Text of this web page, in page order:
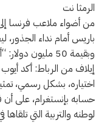
الرمثا نت
من أضواء ملاعب فرنسا
باريس أمام نداء الجذور،
وبقيمة 50 مليون دولار: “أنا مغربي”.
إيلاف من الرباط: أكد
اختياره، بشكل رسمي،
حسابه بإنستغرام، على أن
لوطنه والتربية التي تلقاها